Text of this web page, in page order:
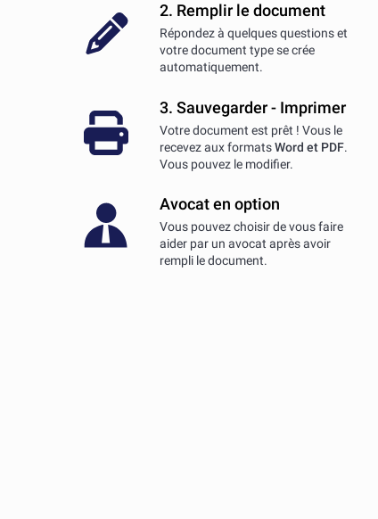
2. Remplir le document
Répondez à quelques questions et
votre document type se crée
automatiquement.
3. Sauvegarder - Imprimer
Votre document est prêt ! Vous le
recevez aux formatsWord et PDF.
Vous pouvez le modifier.
Avocat en option
Vous pouvez choisir de vous faire
aider par un avocat après avoir
rempli le document.